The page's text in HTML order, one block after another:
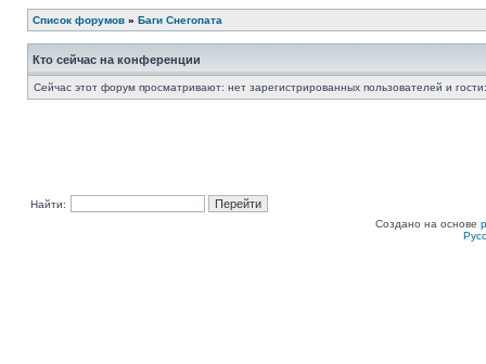
Список форумов » Баги Снегопата
Кто сейчас на конференции
Сейчас этот форум просматривают: нет зарегистрированных пользователей и
Найти:
Создано на основе